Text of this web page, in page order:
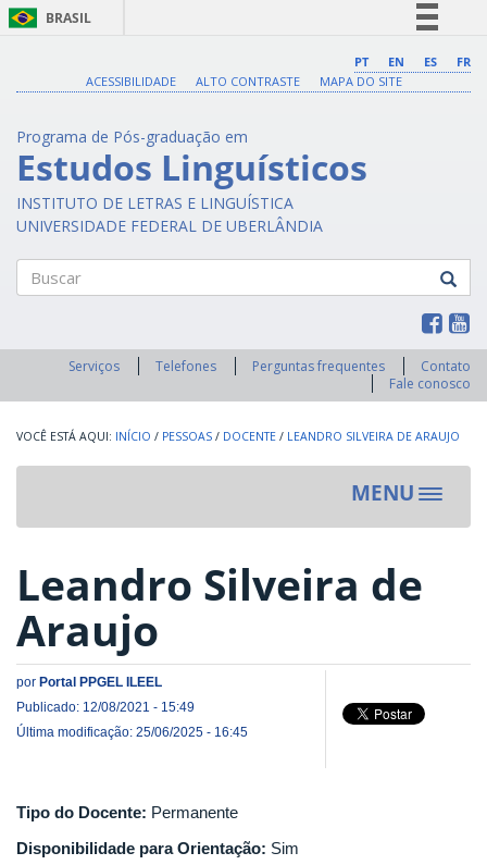
BRASIL
Comunica BR
Acesso à informação
Legislação
PT EN ES
FR
ACESSIBILIDADE
ALTO CONTRASTE MAPA DO SITE
Programa de Pós-graduação em
Estudos Linguísticos
INSTITUTO DE LETRAS E LINGUÍSTICA
UNIVERSIDADE FEDERAL DE UBERLÂNDIA
Serviços Telefones Perguntas frequentes
Contato
Fale conosco
INÍCIO / PESSOAS / DOCENTE / LEANDRO SILVEIRA DE ARAUJO
MENU
Toggle
Leandro Silveira de
Araujo
por Portal PPGEL ILEEL
Publicado: 12/08/2021 - 15:49
Última modificação: 25/06/2025 - 16:45
Tipo do Docente: Permanente
Disponibilidade para Orientação: Sim